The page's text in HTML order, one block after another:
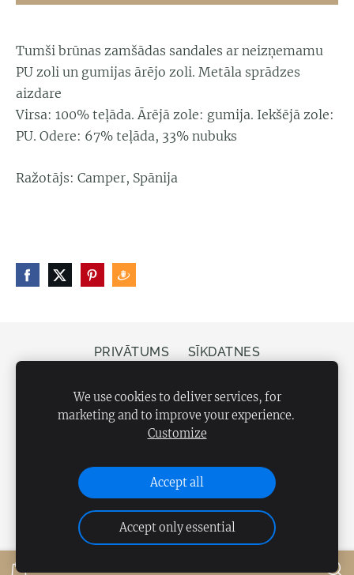
Tumši brūnas zamšādas sandales ar neizņemamu
PU zoli un gumijas ārējo zoli. Metāla sprādzes
aizdare
Virsa: 100% teļāda. Ārējā zole: gumija. Iekšējā zole:
PU. Odere: 67% teļāda, 33% nubuks
Ražotājs: Camper, Spānija
PRIVĀTUMS SĪKDATNES
Veikals Bergs, Elizabetes iela 20, Rīga, LV-1050
We use cookies to deliver services, for
marketing and to improve your experience.
Customize
Accept all
Accept only essential